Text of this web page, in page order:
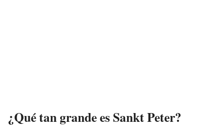
¿Qué tan grande es Sankt Peter?